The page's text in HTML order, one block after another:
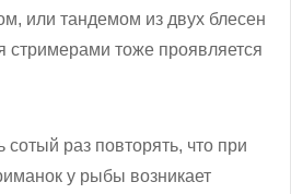
или тандемом из двух блесен
стримерами тоже проявляется
сотый раз повторять, что при
у рыбы возникает